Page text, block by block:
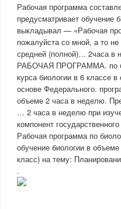
Рабочая программа
предусматривает обучение
выкладывал — «Рабочая
пожалуйста со мной, а то
средней (полной)… 2часа в
РАБОЧАЯ ПРОГРАММА. по
курса биологии в 6 классе
основе Федерального.
объеме 2 часа в неделю.
… 2 часа в неделю при
компонент
Рабочая программа по
обучение биологии в
класс) на тему:
.